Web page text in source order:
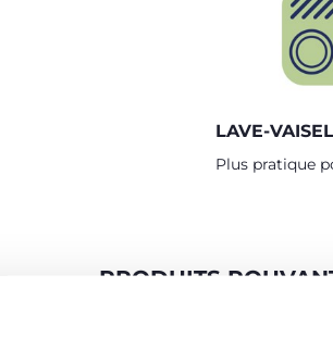
LAVE-
Plus pratique
PRODUITS